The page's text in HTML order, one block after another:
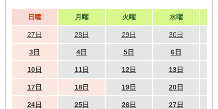
日曜 月曜 火曜 水曜
27日 28日 29日 30日
3日 4日 5日 6日
10日 11日 12日 13日
17日 18日 19日 20日
24日 25日 26日 27日